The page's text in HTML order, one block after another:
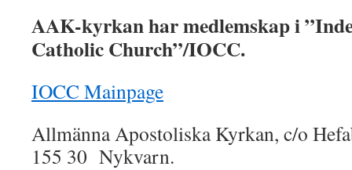
AAK-kyrkan har medlemskap i
Catholic Church”/IOCC.
IOCC Mainpage
Allmänna Apostoliska Kyrkan, c/o
155 30 Nykvarn.